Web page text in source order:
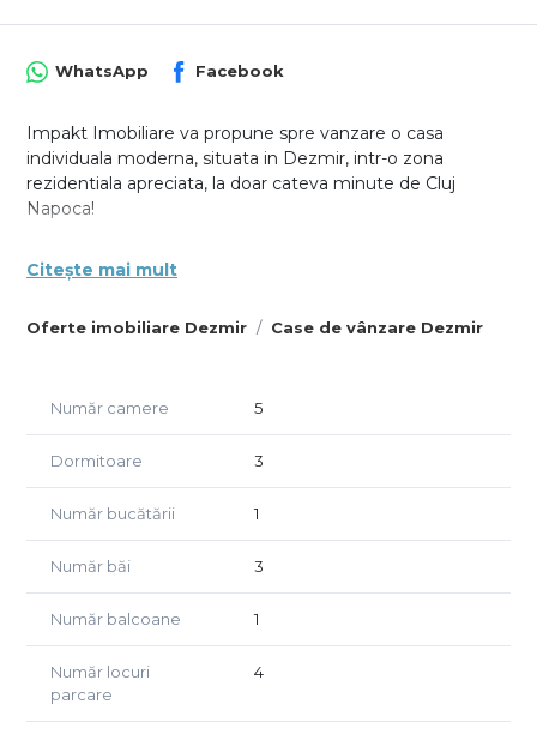
Oferte imobiliare Dezmir Case de vânzare Dezmir
WhatsApp Facebook
Impakt Imobiliare va propune spre vanzare o casa
individuala moderna, situata in Dezmir, intr-o zona
rezidentiala apreciata, la doar cateva minute de Cluj
Napoca!
aceasta proprietate impresioneaza prin
confortul oferit unei familii care isi doreste liniste,
Parterul este gandit ca o zona de zi primitoare, cu living
matrimonial cu baie proprie si dressing, precum si o baie
mansarda ofera un open space generos, ideal pentru
relaxare.
Locuinta se preda la stadiul semifinisat, oferindu-va
libertatea de a o amenaja exact asa cum ati visat.
Beneficiaza de centrala termica, incalzire in pardoseala,
tamplarie PVC cu geam termopan si toate utilitatile
necesare: apa, gaz, canalizare, curent electric si internet.
Citește mai mult
Număr camere 5
Dormitoare 3
Număr bucătării 1
Număr băi 3
Număr balcoane 1
Număr locuri
parcare
4